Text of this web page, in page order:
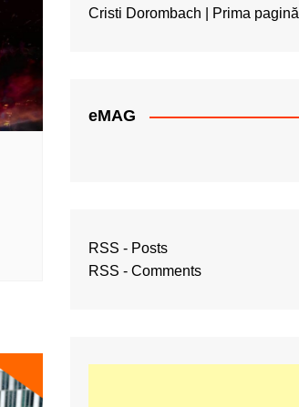
Cristi Dorombach | Prima pagină
eMAG
RSS - Posts
RSS - Comments